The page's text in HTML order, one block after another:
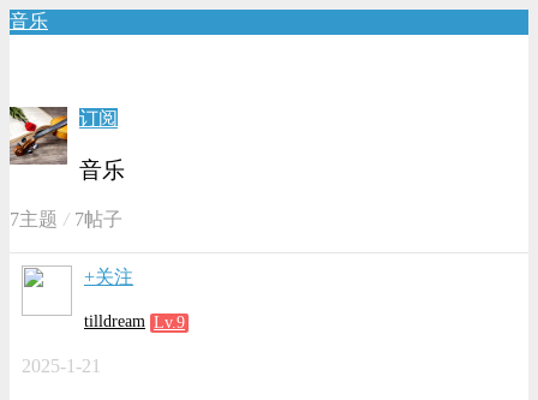
音乐
订阅
音乐
7主题 7帖子
+关注
tilldream Lv.9
2025-1-21